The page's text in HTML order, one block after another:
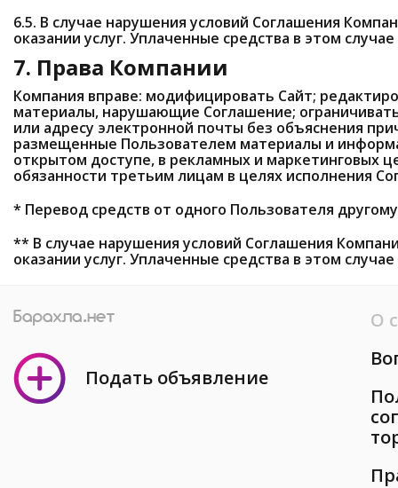
6.5. В случае нарушения условий Соглашения
оказании услуг. Уплаченные средства в этом
7. Права Компании
Компания вправе: модифицировать Сайт;
материалы, нарушающие Соглашение;
или адресу электронной почты без объяснения
размещенные Пользователем материалы и
открытом доступе, в рекламных и маркетинговых
обязанности третьим лицам в целях исполнения
* Перевод средств от одного Пользователя
** В случае нарушения условий Соглашения
оказании услуг. Уплаченные средства в этом
Подать объявление
О